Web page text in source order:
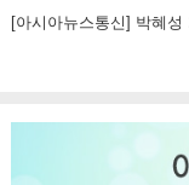
[아시아뉴스통신] 박혜성